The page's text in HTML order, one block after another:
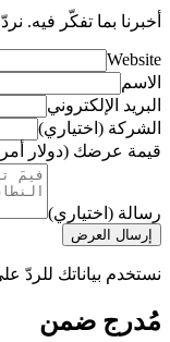
أخبرنا بما تفكّر فيه.
Website
الاسم
البريد الإلكتروني
الشركة (اختياري)
قيمة عرضك (دولار
رسالة (اختياري)
إرسال العرض
نستخدم بياناتك للردّ
مُدرج ضمن